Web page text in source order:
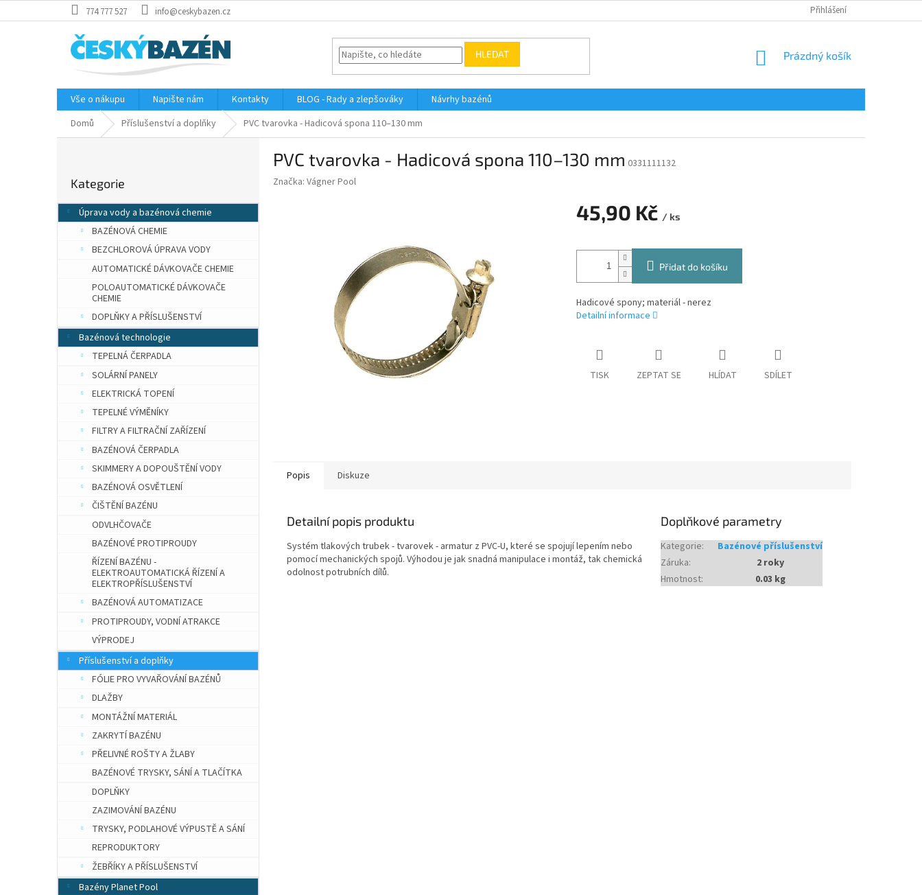
na
774 777 527 info@ceskybazen.cz Přihlášení
HLEDAT
NÁKUPNÍ
Prázdný košík
Vše o nákupu Napište nám Kontakty BLOG - Rady a zlepšováky
Návrhy bazénů
Domů
Příslušenství a doplňky PVC tvarovka - Hadicová spona 110–130 mm
r
a
e
kategorie
Kategorie
Úprava vody a bazénová chemie
BAZÉNOVÁ CHEMIE
BEZCHLOROVÁ ÚPRAVA VODY
AUTOMATICKÉ DÁVKOVAČE CHEMIE
POLOAUTOMATICKÉ DÁVKOVAČE
CHEMIE
DOPLŇKY A PŘÍSLUŠENSTVÍ
Bazénová technologie
TEPELNÁ ČERPADLA
SOLÁRNÍ PANELY
ELEKTRICKÁ TOPENÍ
TEPELNÉ VÝMĚNÍKY
FILTRY A FILTRAČNÍ ZAŘÍZENÍ
BAZÉNOVÁ ČERPADLA
SKIMMERY A DOPOUŠTĚNÍ VODY
BAZÉNOVÁ OSVĚTLENÍ
ČIŠTĚNÍ BAZÉNU
ODVLHČOVAČE
BAZÉNOVÉ PROTIPROUDY
ŘÍZENÍ BAZÉNU -
ELEKTROAUTOMATICKÁ ŘÍZENÍ A
ELEKTROPŘÍSLUŠENSTVÍ
BAZÉNOVÁ AUTOMATIZACE
PROTIPROUDY, VODNÍ ATRAKCE
VÝPRODEJ
Příslušenství a doplňky
FÓLIE PRO VYVAŘOVÁNÍ BAZÉNŮ
DLAŽBY
MONTÁŽNÍ MATERIÁL
ZAKRYTÍ BAZÉNU
PŘELIVNÉ ROŠTY A ŽLABY
BAZÉNOVÉ TRYSKY, SÁNÍ A TLAČÍTKA
DOPLŇKY
ZAZIMOVÁNÍ BAZÉNU
TRYSKY, PODLAHOVÉ VÝPUSTĚ A SÁNÍ
REPRODUKTORY
ŽEBŘÍKY A PŘÍSLUŠENSTVÍ
Bazény Planet Pool
PVC tvarovka - Hadicová spona 110–130 mm 0331111132
Značka: Vágner Pool
45,90 Kč / ks
cena:
Přidat do košíku
Hadicové spony; materiál - nerez
Detailní informace
TISK ZEPTAT SE HLÍDAT SDÍLET
Popis Diskuze
Detailní popis produktu
Systém tlakových trubek - tvarovek - armatur z PVC-U, které se spojují lepením nebo
pomocí mechanických spojů. Výhodou je jak snadná manipulace i montáž, tak chemická
odolnost potrubních dílů.
Doplňkové parametry
Kategorie:
Bazénové příslušenství
Záruka:
2 roky
Hmotnost: 0.03 kg